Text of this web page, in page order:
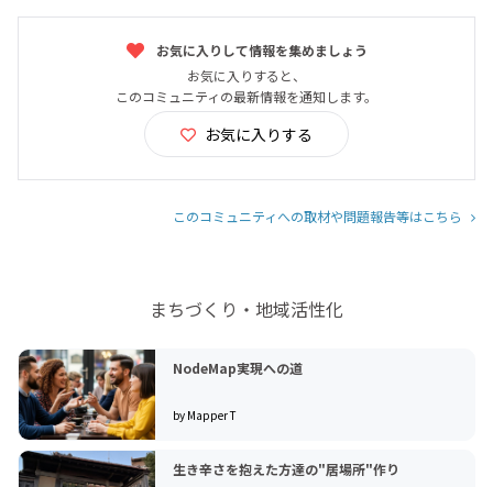
お気に入りして情報を集めましょう
お気に入りすると、
このコミュニティの最新情報を通知します。
お気に入りする
このコミュニティへの取材や問題報告等はこちら
まちづくり・地域活性化
NodeMap実現への道
by Mapper T
生き辛さを抱えた方達の"居場所"作り